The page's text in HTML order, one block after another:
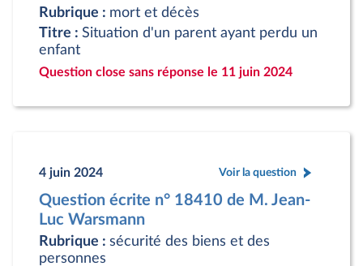
Rubrique : mort et décès
Titre : Situation d'un parent ayant perdu un
enfant
Question close sans réponse le 11 juin 2024
4 juin 2024 Voir la question
Question écrite n° 18410 de M. Jean-
Luc Warsmann
Rubrique : sécurité des biens et des
personnes